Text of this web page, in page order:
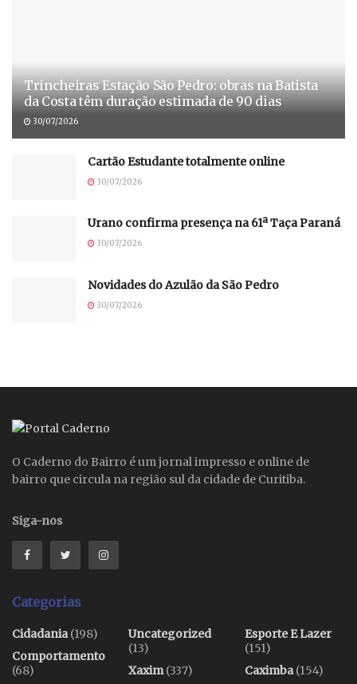
Trincheiras Estação São Pedro: obras na Batista
da Costa têm duração estimada de 90 dias
30/07/2026
Cartão Estudante totalmente online
30/07/2026
Urano confirma presença na 61ª Taça Paraná
30/07/2026
Novidades do Azulão da São Pedro
30/07/2026
O Caderno do Bairro é um jornal impresso e online de
bairro que circula na região sul da cidade de Curitiba.
Siga-nos
Categorias
Cidadania(198)
Comportamento
(68)
Uncategorized
(13)
Xaxim(337)
Esporte E Lazer
(151)
Caximba(154)